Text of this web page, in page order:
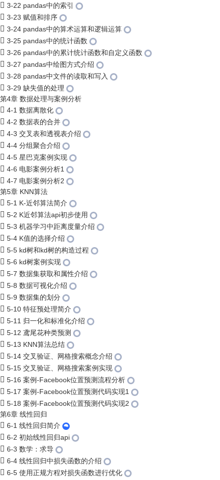
3-22 pandas中的索引
3-23 赋值和排序
3-24 pandas中的算术运算和逻辑运算
3-25 pandas中的统计函数
3-26 pandas中的累计统计函数和自定义函数
3-27 pandas中绘图方式介绍
3-28 pandas中文件的读取和写入
3-29 缺失值的处理
第4章 数据处理与案例分析
4-1 数据离散化
4-2 数据表的合并
4-3 交叉表和透视表介绍
4-4 分组聚合介绍
4-5 星巴克案例实现
4-6 电影案例分析1
4-7 电影案例分析2
第5章 KNN算法
5-1 K-近邻算法简介
5-2 K近邻算法api初步使用
5-3 机器学习中距离度量介绍
5-4 K值的选择介绍
5-5 kd树和kd树的构造过程
5-6 kd树案例实现
5-7 数据集获取和属性介绍
5-8 数据可视化介绍
5-9 数据集的划分
5-10 特征预处理简介
5-11 归一化和标准化介绍
5-12 鸢尾花种类预测
5-13 KNN算法总结
5-14 交叉验证、网格搜索概念介绍
5-15 交叉验证、网格搜索案例实现
5-16 案例-Facebook位置预测流程分析
5-17 案例-Facebook位置预测代码实现1
5-18 案例-Facebook位置预测代码实现2
第6章 线性回归
6-1 线性回归简介
6-2 初始线性回归api
6-3 数学：求导
6-4 线性回归中损失函数的介绍
6-5 使用正规方程对损失函数进行优化